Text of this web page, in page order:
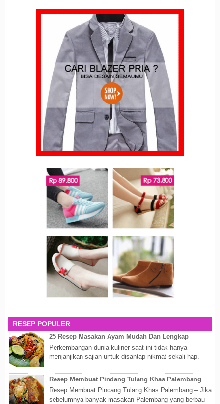
RESEP POPULER
25 Resep Masakan Ayam Mudah Dan Lengkap
Perkembangan dunia kuliner saat ini tidak hanya
menjanjikan sajian untuk disantap nikmat sekali hap.
Resep Membuat Pindang Tulang Khas Palembang
Resep Membuat Pindang Tulang Khas Palembang – Jika
sebelumnya banyak masakan Palembang yang berbau